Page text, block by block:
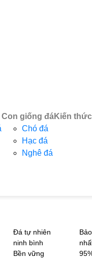
Con giống đá
Chó đá
Hạc đá
Nghê đá
Kiến thức
Đá tự nhiên
ninh bình
Bền vững